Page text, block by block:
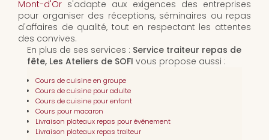
Mont-d'Or s'adapte aux exigences des entreprises
pour organiser des réceptions, séminaires ou repas
d'affaires de qualité, tout en respectant les attentes
des convives.
En plus de ses services : Service traiteur repas de
fête, Les Ateliers de SOFI vous propose aussi :
Cours de cuisine en groupe
Cours de cuisine pour adulte
Cours de cuisine pour enfant
Cours pour macaron
Livraison plateaux repas pour événement
Livraison plateaux repas traiteur